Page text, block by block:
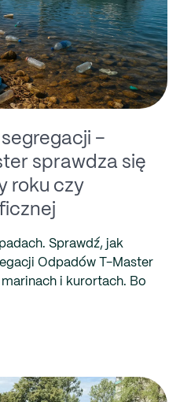
–
sprawdza się
roku czy
Sprawdź, jak
Odpadów T-Master
i kurortach. Bo